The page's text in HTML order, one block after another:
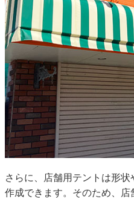
さらに、店舗用テントは形
作成できます。そのため、